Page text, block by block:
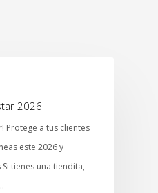
2026
Protege a tus clientes
este 2026 y
tienes una tiendita,